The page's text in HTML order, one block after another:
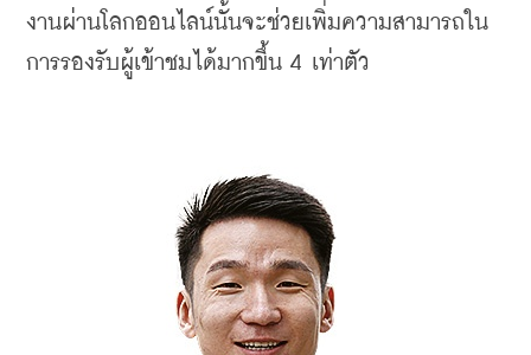
งานผ่านโลกออนไลน์นั้นจะช่วยเพิ่มความสามารถใน
การรองรับผู้เข้าชมได้มากขึ้น 4 เท่าตัว